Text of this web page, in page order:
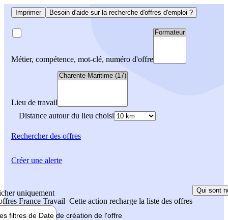
Imprimer Besoin d'aide sur la recherche d'offres d'emploi ?
Métier, compétence, mot-clé, numéro d'offre
Lieu de travail
Distance autour du lieu choisi
Rechercherdes offres
uniquement
France Travail Cette action recharge la liste des offres
Qui sont
filtres de Date de création de l'offre
Créer une alerte